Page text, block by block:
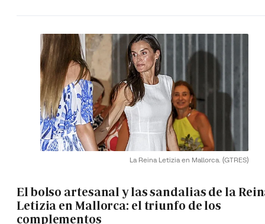
La Reina Letizia en Mallorca. (GTRES)
El bolso artesanal y las sandalias de la
Letizia en Mallorca: el triunfo de los
complementos